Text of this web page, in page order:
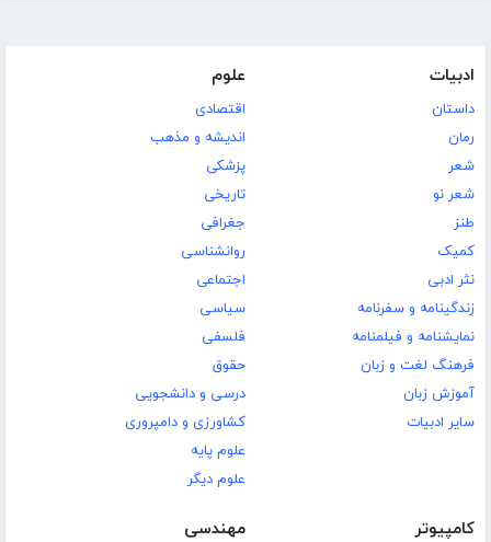
ادبیات
داستان
رمان
شعر
شعر نو
طنز
کمیک
نثر ادبی
زندگینامه و سفرنامه
نمایشنامه و فیلمنامه
فرهنگ لغت و زبان
آموزش زبان
سایر ادبیات
علوم
اقتصادی
اندیشه و مذهب
پزشکی
تاریخی
جغرافی
روانشناسی
اجتماعی
سیاسی
فلسفی
حقوق
درسی و دانشجویی
کشاورزی و دامپروری
علوم پایه
علوم دیگر
کامپیوتر مهندسی